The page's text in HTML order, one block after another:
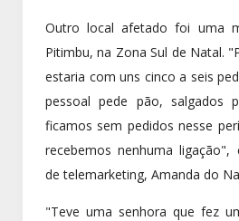
Outro local afetado foi uma
Pitimbu, na Zona Sul de Natal.
estaria com uns cinco a seis
pessoal pede pão, salgados
ficamos sem pedidos nesse
recebemos nenhuma
de telemarketing, Amanda do
"Teve uma senhora que fez